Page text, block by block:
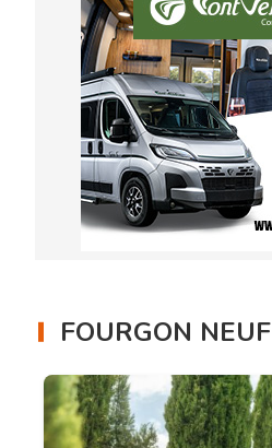
FOURGON NEUF